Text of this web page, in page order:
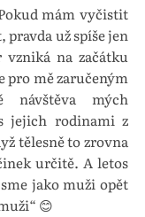
mám vyčistit
pravda už spíše jen
vzniká na začátku
pro mě zaručeným
návštěva mých
jejich rodinami z
tělesně to zrovna
určitě. A letos
jako muži opět
😊